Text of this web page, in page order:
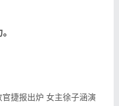
官捷报出炉 女主徐子涵演